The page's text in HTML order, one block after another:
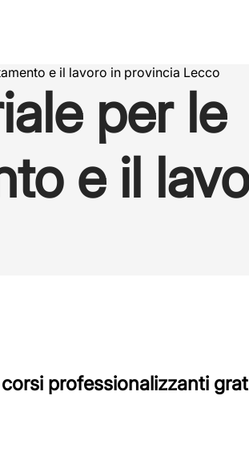
e il lavoro in provincia Lecco
per le
e il
professionalizzanti